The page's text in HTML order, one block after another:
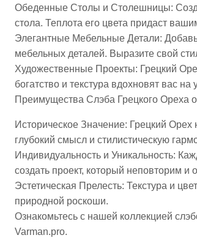
Обеденные Столы и Столешницы:
стола. Теплота его цвета придаст
Элегантные Мебельные Детали:
мебельных деталей. Выразите свой
Художественные Проекты: Грецкий
богатство и текстура вдохновят вас
Преимущества Слэба Грецкого Ореха
Историческое Значение: Грецкий
глубокий смысл и стилистическую
Индивидуальность и Уникальность:
создать проект, который неповторим и
Эстетическая Прелесть: Текстура и
природной роскоши.
Ознакомьтесь с нашей коллекцией
Varman.pro.